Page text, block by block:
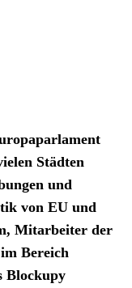
Städten
und
von EU und
Mitarbeiter der
Bereich
Blockupy